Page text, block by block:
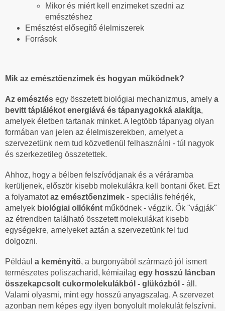
Mikor és miért kell enzimeket szedni az
emésztéshez
Emésztést elősegítő élelmiszerek
Források
Mik az emésztőenzimek és hogyan működnek?
Az emésztés egy összetett biológiai mechanizmus, amely a
bevitt táplálékot energiává és tápanyagokká alakítja,
amelyek életben tartanak minket. A legtöbb tápanyag olyan
formában van jelen az élelmiszerekben, amelyet a
szervezetünk nem tud közvetlenül felhasználni - túl nagyok
és szerkezetileg összetettek.
Ahhoz, hogy a bélben felszívódjanak és a véráramba
kerüljenek, először kisebb molekulákra kell bontani őket. Ezt
a folyamatotaz emésztőenzimek - speciális fehérjék,
amelyek biológiai ollóként működnek - végzik. Ők "vágják"
az étrendben található összetett molekulákat kisebb
egységekre, amelyeket aztán a szervezetünk fel tud
dolgozni.
Például a keményítő, a burgonyából származó jól ismert
természetes poliszacharid, kémiailag egy hosszú láncban
összekapcsolt cukormolekulákból - glükózból - áll.
Valami olyasmi, mint egy hosszú anyagszalag. A szervezet
azonban nem képes egy ilyen bonyolult molekulát felszívni.